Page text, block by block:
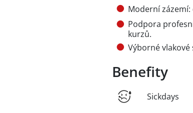
Moderní
Podpora
kurzů.
Výborné
Benefity
Sickdays